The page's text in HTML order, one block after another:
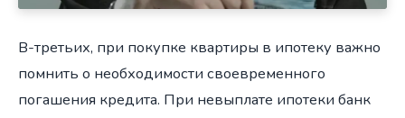
В-третьих, при покупке квартиры в ипотеку важно
помнить о необходимости своевременного
погашения кредита. При невыплате ипотеки банк